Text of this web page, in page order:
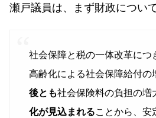
瀬戸議員は、まず財政につい
社会保障と税の一体改革につ
高齢化による社会保障給付の
後とも社会保険料の負担の増
化が見込まれることから、安